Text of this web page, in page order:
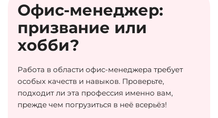
Офис-менеджер:
призвание или
хобби?
Работа в области офис-менеджера требует
особых качеств и навыков. Проверьте,
подходит ли эта профессия именно вам,
прежде чем погрузиться в неё всерьёз!